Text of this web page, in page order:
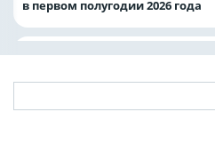
в первом полугодии 2026 года